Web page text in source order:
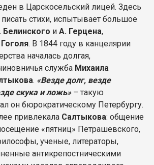
в Царскосельский лицей. Здесь
писать стихи, испытывает большое
Белинского и А. Герцена,
. В 1844 году в канцелярии
началась долгая,
служба Михаила
. «Везде долг, везде
скука и ложь»– такую
он бюрократическому Петербургу.
привлекала Салтыкова: общение
«пятниц» Петрашевского,
ученые, литераторы,
антикрепостническими